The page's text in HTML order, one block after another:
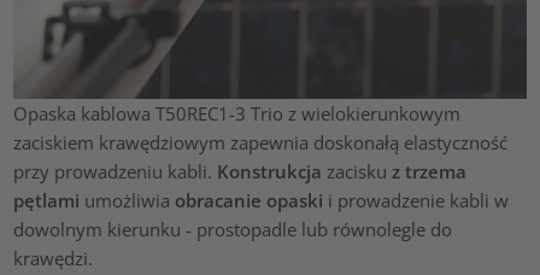
Opaska kablowa T50REC1-3 Trio z wielokierunkowym
zaciskiem krawędziowym zapewnia doskonałą elastyczność
przy prowadzeniu kabli. Konstrukcja zaciskuz trzema
pętlami umożliwia obracanie opaski i prowadzenie kabli w
dowolnym kierunku - prostopadle lub równolegle do
krawędzi.